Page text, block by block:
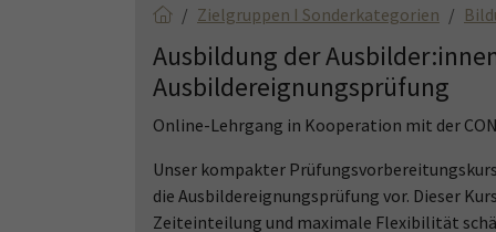
Zielgruppen I Sonderkategorien
Ausbildung der
Ausbildereignungsprüfung
Online-Lehrgang in Kooperation mit der
Unser kompakter
die Ausbildereignungsprüfung vor. Dieser
Zeiteinteilung und maximale Flexibilität